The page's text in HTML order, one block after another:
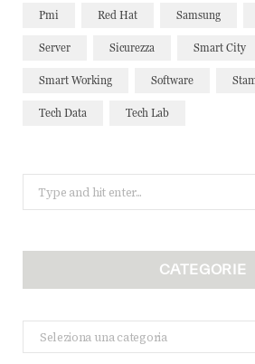
Pmi Red Hat Samsung
Server Sicurezza Smart City
Smart Working Software
Tech Data Tech Lab
for:
CATEGORIE
Categorie